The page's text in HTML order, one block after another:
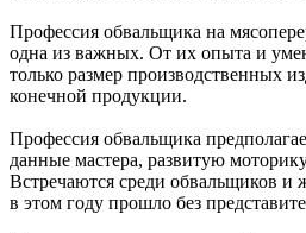
Профессия обвальщика на
одна из важных. От их опыта и
только размер производственных
конечной продукции.
Профессия обвальщика
данные мастера, развитую
Встречаются среди обвальщиков
в этом году прошло без